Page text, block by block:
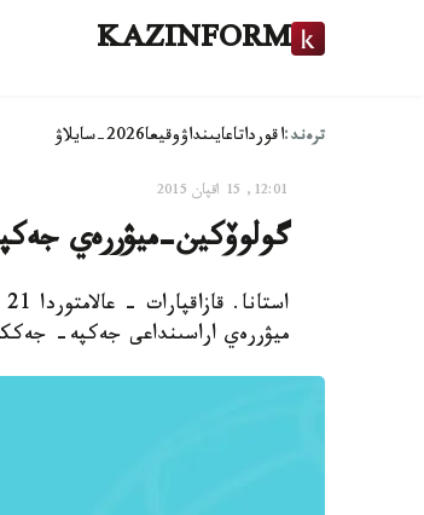
KAZINFORM
ترەند:اقورداتاعايىنداۋوقيعا2026-سايلاۋ
12:01, 15 اقپان 2015
گولوۆكين-ميۋررەي
ميۋررەي اراسىنداعى جەكپە-